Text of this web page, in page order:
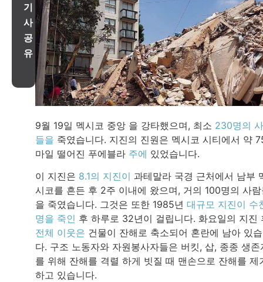
기
사
공
유
9월 19일 멕시코 중앙 을 강타했으며, 최소 230명의
들을 죽였습니다. 지진의 진원은 멕시코 시티에서 약
마일 떨어진 푸에블라 주에 있었습니다.
이 지진은 8.1의 지진이 과테말라 국경 근처에서 남부
시코를 흔든 후 2주 이내에 왔으며, 거의 100명의 사
을 죽였습니다. 그것은 또한 1985년 대규모 지진이 수
명을 죽인 후 하루로 32년이 걸립니다. 화요일의 지진
전체 이웃은 건물이 잔해로 축소되어 혼란에 남아 있
다. 구조 노동자와 자원봉사자들은 버킷, 삽, 종종 생존
를 위해 잔해를 격렬 하게 빗질 때 맨손으로 잔해를 제
하고 있습니다.